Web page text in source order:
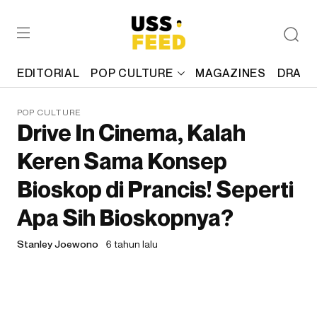
EDITORIAL POP CULTURE MAGAZINES
POP CULTURE
Drive In Cinema, Kalah
Keren Sama Konsep
Bioskop di Prancis! Seperti
Apa Sih Bioskopnya?
Stanley Joewono 6 tahun lalu